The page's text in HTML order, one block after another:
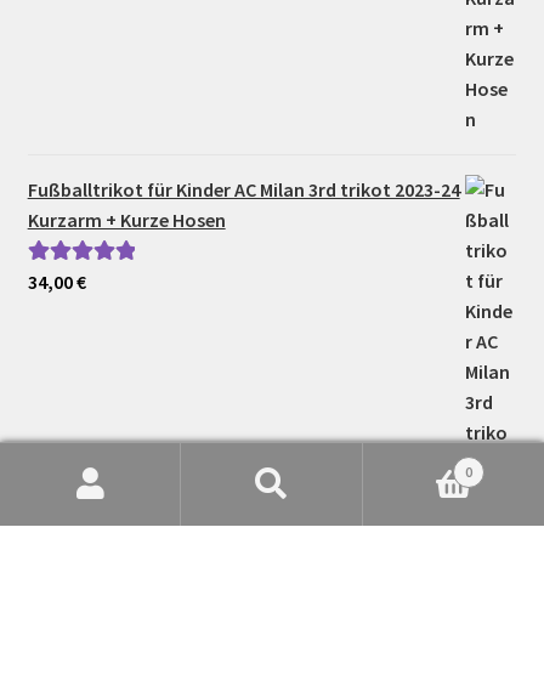
Fußballtrikot für Kinder AC Milan 3rd trikot 2023-24
Kurzarm + Kurze Hosen
Bewertet mit
34,00€
nach:
0